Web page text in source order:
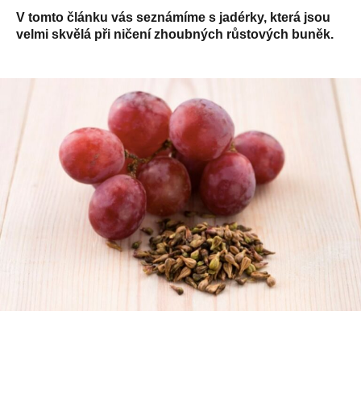
V tomto článku vás seznámíme s jadérky, která jsou
velmi skvělá při ničení zhoubných růstových buněk.